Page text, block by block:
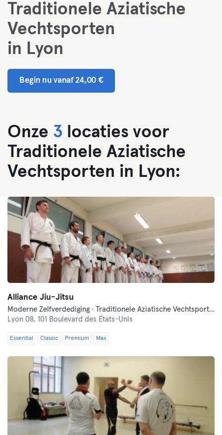
Traditionele Aziatische
Vechtsporten
in Lyon
Begin nu vanaf 24,00 €
Onze 3 locaties voor
Traditionele Aziatische
Vechtsporten in Lyon:
Alliance Jiu-Jitsu
Moderne Zelfverdediging · Traditionele Aziatische Vechtsporten
Lyon 08, 101 Boulevard des États-Unis
Essential Classic Premium Max